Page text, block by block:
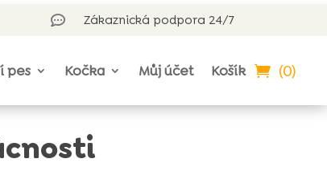
 Zákaznická podpora 24/7
pes Kočka Můj účet Košík (0)